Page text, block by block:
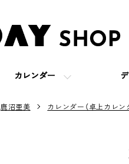
カレンダー
鹿沼亜美 カレンダー（卓上カレンダ